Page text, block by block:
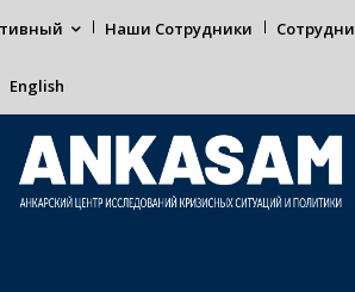
Наши Сотрудники
English